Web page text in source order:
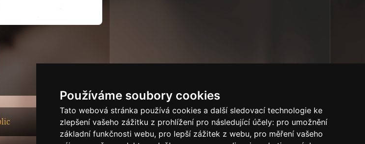
Používáme soubory cookies
Tato webová stránka používá cookies a další sledovací technologie ke
zlepšení vašeho zážitku z prohlížení pro následující účely: pro umožnění
základní funkčnosti webu, pro lepší zážitek z webu, pro měření vašeho
Tech.info